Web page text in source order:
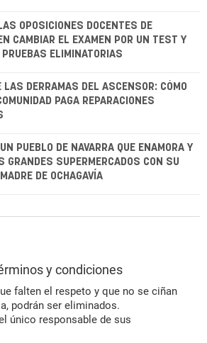
OPOSICIONES DOCENTES DE
CAMBIAR EL EXAMEN POR UN TEST Y
ELIMINATORIAS
LAS DERRAMAS DEL ASCENSOR: CÓMO
PAGA REPARACIONES
PUEBLO DE NAVARRA QUE ENAMORA Y
GRANDES SUPERMERCADOS CON SU
DE OCHAGAVÍA
y condiciones
falten el respeto y que no se ciñan
podrán ser eliminados.
único responsable de sus